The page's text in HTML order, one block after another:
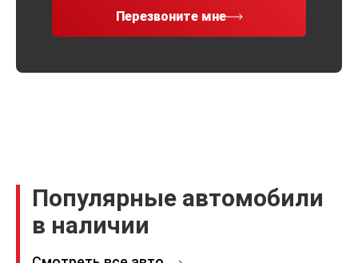
Перезвоните мне
Популярные автомобили
в наличии